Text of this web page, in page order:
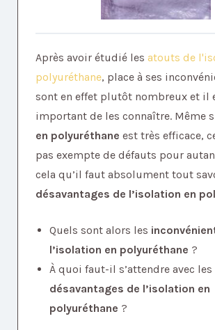
Après avoir étudié les atouts de
polyuréthane, place à ses
sont en effet plutôt nombreux et il
important de les connaître. Même
en polyuréthane est très efficace,
pas exempte de défauts pour
cela qu’il faut absolument tout
désavantages de l’isolation en
Quels sont alors les
l’isolation en polyuréthane ?
À quoi faut-il s’attendre avec les
désavantages de l’isolation en
polyuréthane ?